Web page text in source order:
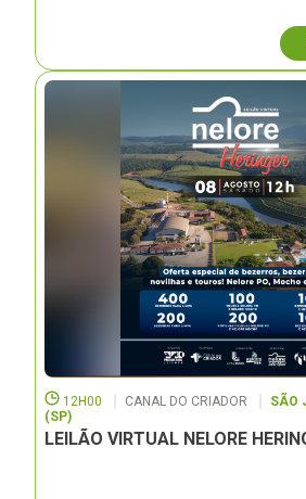
12H00 CANAL DO CRIADOR
SÃO
(SP)
LEILÃO VIRTUAL NELORE